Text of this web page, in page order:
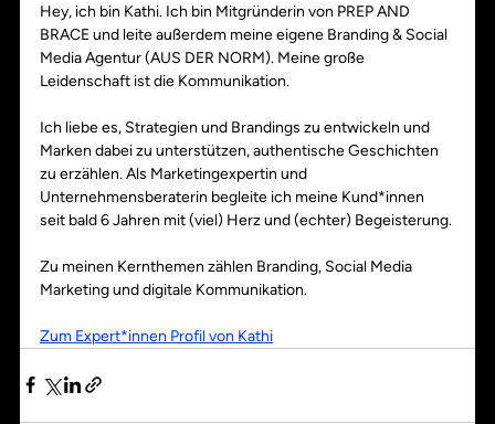
Hey, ich bin Kathi. Ich bin Mitgründerin von PREP AND
BRACE und leite außerdem meine eigene Branding & Social
Media Agentur (AUS DER NORM). Meine große
Leidenschaft ist die Kommunikation.
Ich liebe es, Strategien und Brandings zu entwickeln und
Marken dabei zu unterstützen, authentische Geschichten
zu erzählen. Als Marketingexpertin und
Unternehmensberaterin begleite ich meine Kund*innen
seit bald 6 Jahren mit (viel) Herz und (echter) Begeisterung.
Zu meinen Kernthemen zählen Branding, Social Media
Marketing und digitale Kommunikation.
Zum Expert*innen Profil von Kathi